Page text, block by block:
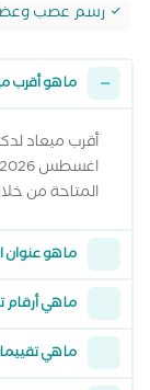
رسم عصب
ما هو أقرب
المتاحة من
ما هو عنوان
ما هي أرقام
ما هي